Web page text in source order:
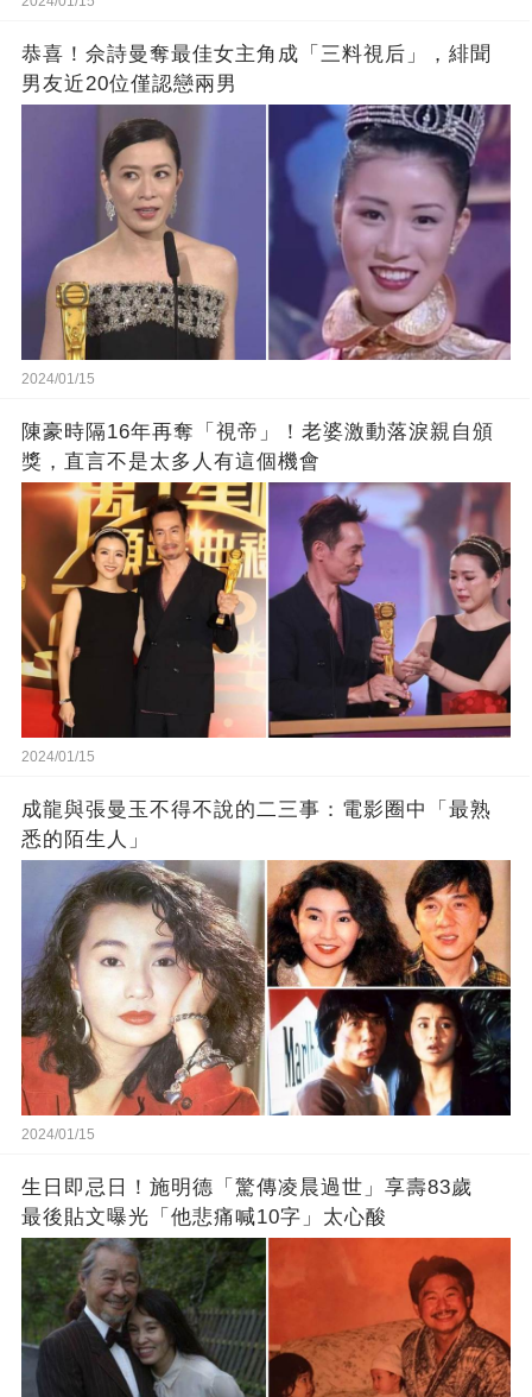
恭喜！佘詩曼奪最佳女主角成「三料視后」，緋聞
男友近20位僅認戀兩男
2024/01/15
陳豪時隔16年再奪「視帝」！老婆激動落淚親自頒
獎，直言不是太多人有這個機會
2024/01/15
成龍與張曼玉不得不說的二三事：電影圈中「最熟
悉的陌生人」
2024/01/15
生日即忌日！施明德「驚傳凌晨過世」享壽83歲
最後貼文曝光「他悲痛喊10字」太心酸